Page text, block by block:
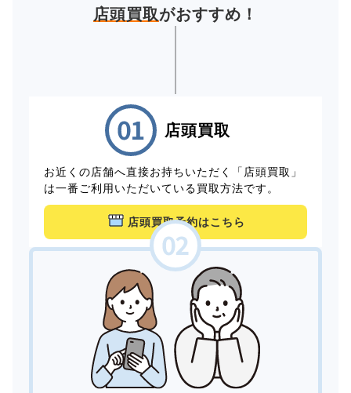
店頭買取がおすすめ！
店頭買取
お近くの店舗へ直接お持ちいただく「店頭買取」
は一番ご利用いただいている買取方法です。
店頭買取予約はこちら